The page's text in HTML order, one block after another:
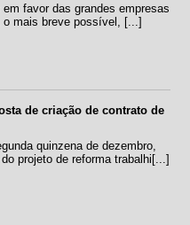
favor das grandes empresas
mais breve possível, [...]
de criação de contrato de
quinzena de dezembro,
projeto de reforma trabalhi[...]